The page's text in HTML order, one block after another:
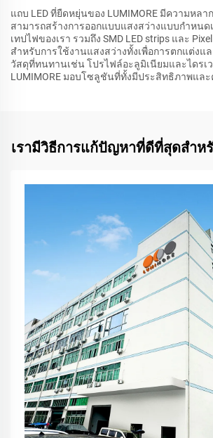
แถบ LED ที่ยืดหยุ่นของ LUMIMORE มีความหล
สามารถสร้างการออกแบบแสงสว่างแบบกำหนด
เทปไฟของเรา รวมถึง SMD LED strips และ
สำหรับการใช้งานแสงสว่างทั้งเพื่อการตกแต่งแ
วัสดุที่ทนทานเช่น โปรไฟล์อะลูมิเนียมและไดรเว
LUMIMORE มอบโซลูชันที่ทั้งมีประสิทธิภาพแล
เรามีวิธีการแก้ปัญหาที่ดีที่สุดสำ